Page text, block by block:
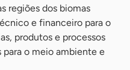
regiões dos biomas
e financeiro para o
produtos e processos
o meio ambiente e